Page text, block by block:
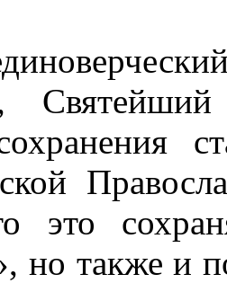
это
но также и